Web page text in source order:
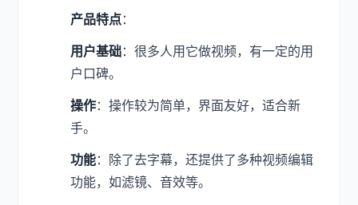
产品特点：
用户基础：很多人用它做视频，有一定的用
户口碑。
操作：操作较为简单，界面友好，适合新
手。
功能：除了去字幕，还提供了多种视频编辑
功能，如滤镜、音效等。